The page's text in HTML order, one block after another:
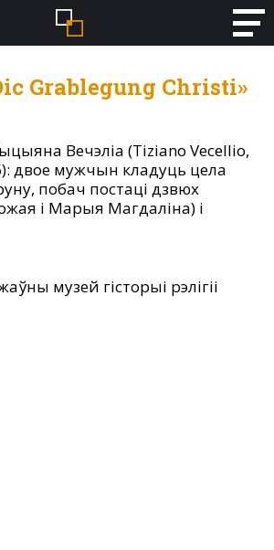
Grablegung Christi»
двое мужчын кладуць цела
побач постаці дзвюх
і Марыя Магдаліна) і
музей гісторыі рэлігіі